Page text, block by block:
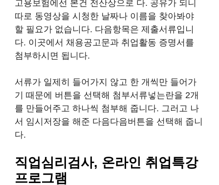
고용보험에선 본건 전산상으로 다. 공유가 되니
따로 동영상을 시청한 날짜나 이름을 찾아봐야
할 필요가 없습니다. 다음항목은 제출서류입니
다. 이곳에서 채용공고문과 취업활동 증명서를
첨부하시면 됩니다.
서류가 일제히 들어가지 않고 한 개씩만 들어가
기 때문에 버튼을 선택해 첨부서류넣는란을 2개
를 만들어주고 하나씩 첨부해 줍니다. 그러고 나
서 임시저장을 해준 다음다음버튼을 선택해 줍니
다.
직업심리검사, 온라인 취업특강
프로그램